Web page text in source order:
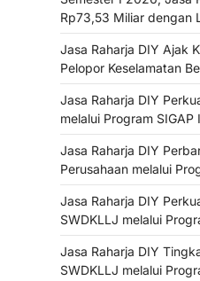
Rp73,53 Miliar dengan
Jasa Raharja DIY Ajak
Pelopor Keselamatan
Jasa Raharja DIY
melalui Program
Jasa Raharja DIY
Perusahaan melalui
Jasa Raharja DIY
SWDKLLJ melalui
Jasa Raharja DIY
SWDKLLJ melalui